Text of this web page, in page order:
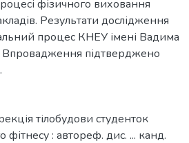
фізичного виховання
Результати дослідження
процес КНЕУ імені Вадима
підтверджено
тілобудови студенток
фітнесу : автореф. дис. ... канд.